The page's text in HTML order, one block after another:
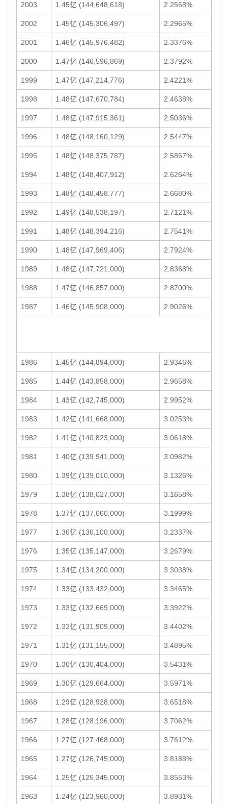
2003 1.45亿 (144,648,618) 2.2568%
2002 1.45亿 (145,306,497) 2.2965%
2001 1.46亿 (145,976,482) 2.3376%
2000 1.47亿 (146,596,869) 2.3792%
1999 1.47亿 (147,214,776) 2.4221%
1998 1.48亿 (147,670,784) 2.4638%
1997 1.48亿 (147,915,361) 2.5036%
1996 1.48亿 (148,160,129) 2.5447%
1995 1.48亿 (148,375,787) 2.5867%
1994 1.48亿 (148,407,912) 2.6264%
1993 1.48亿 (148,458,777) 2.6680%
1992 1.49亿 (148,538,197) 2.7121%
1991 1.48亿 (148,394,216) 2.7541%
1990 1.48亿 (147,969,406) 2.7924%
1989 1.48亿 (147,721,000) 2.8368%
1988 1.47亿 (146,857,000) 2.8700%
1987 1.46亿 (145,908,000) 2.9026%
1986 1.45亿 (144,894,000) 2.9346%
1985 1.44亿 (143,858,000) 2.9658%
1984 1.43亿 (142,745,000) 2.9952%
1983 1.42亿 (141,668,000) 3.0253%
1982 1.41亿 (140,823,000) 3.0618%
1981 1.40亿 (139,941,000) 3.0982%
1980 1.39亿 (139,010,000) 3.1326%
1979 1.38亿 (138,027,000) 3.1658%
1978 1.37亿 (137,060,000) 3.1999%
1977 1.36亿 (136,100,000) 3.2337%
1976 1.35亿 (135,147,000) 3.2679%
1975 1.34亿 (134,200,000) 3.3038%
1974 1.33亿 (133,432,000) 3.3465%
1973 1.33亿 (132,669,000) 3.3922%
1972 1.32亿 (131,909,000) 3.4402%
1971 1.31亿 (131,155,000) 3.4895%
1970 1.30亿 (130,404,000) 3.5431%
1969 1.30亿 (129,664,000) 3.5971%
1968 1.29亿 (128,928,000) 3.6518%
1967 1.28亿 (128,196,000) 3.7062%
1966 1.27亿 (127,468,000) 3.7612%
1965 1.27亿 (126,745,000) 3.8188%
1964 1.25亿 (125,345,000) 3.8553%
1963 1.24亿 (123,960,000) 3.8931%